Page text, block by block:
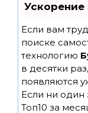
Если вам
поиске
технологию
в десятки
появляются
Если ни один
Топ10 за